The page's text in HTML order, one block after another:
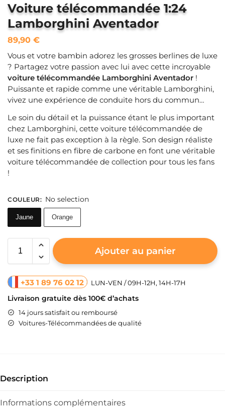
Voiture télécommandée 1:24
Lamborghini Aventador
89,90 €
Vous et votre bambin adorez les grosses berlines de luxe
? Partagez votre passion avec lui avec cette incroyable
voiture télécommandée Lamborghini Aventador !
Puissante et rapide comme une véritable Lamborghini,
vivez une expérience de conduite hors du commun…
Le soin du détail et la puissance étant le plus important
chez Lamborghini, cette voiture télécommandée de
luxe ne fait pas exception à la règle. Son design réaliste
et ses finitions en fibre de carbone en font une véritable
voiture télécommandée de collection pour tous les fans
!
COULEUR: No selection
Jaune Orange
Ajouter au panier
+33 1 89 76 02 12
LUN-VEN / 09H-12H, 14H-17H
Livraison gratuite dès 100€ d’achats
14 jours satisfait ou remboursé
Voitures-Télécommandées de qualité
Description
Informations complémentaires